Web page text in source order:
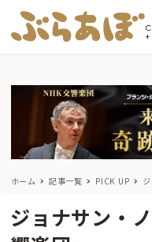
ホーム 記事一覧 PICK UP
ジョナサン・